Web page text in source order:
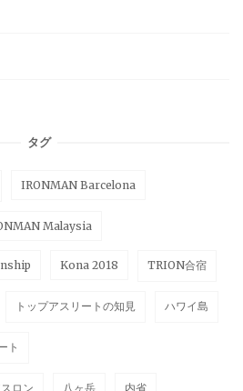
タグ
IRONMAN Barcelona
Malaysia
Kona 2018 TRION合宿
トップアスリートの知見 ハワイ島
ト
ロン 八ヶ岳 内省